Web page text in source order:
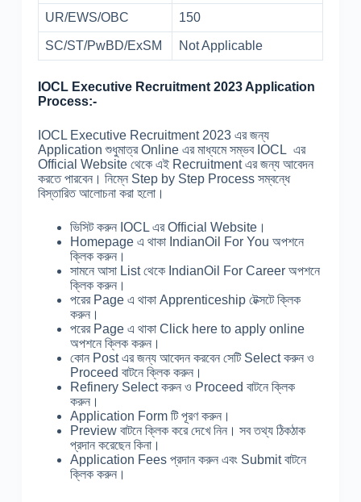
UR/EWS/OBC 150
SC/ST/PwBD/ExSM Not Applicable
IOCL Executive Recruitment 2023 Application
Process:-
IOCL Executive Recruitment 2023 এর জন্য
Application শুধুমাত্র Online এর মাধ্যমে সম্ভব IOCL এর
Official Website থেকে এই Recruitment এর জন্য আবেদন
করতে পারবেন। নিম্নে Step by Step Process সম্বন্ধে
বিস্তারিত আলোচনা করা হলো।
ভিসিট করুন IOCL এর Official Website।
Homepage এ থাকা IndianOil For You অপশনে
ক্লিক করুন।
সামনে আসা List থেকে IndianOil For Career অপশনে
ক্লিক করুন।
পরের Page এ থাকা Apprenticeship টেক্সটে ক্লিক
করুন।
পরের Page এ থাকা Click here to apply online
অপশনে ক্লিক করুন।
কোন Post এর জন্য আবেদন করবেন সেটি Select করুন ও
Proceed বাটনে ক্লিক করুন।
Refinery Select করুন ও Proceed বাটনে ক্লিক
করুন।
Application Form টি পূরণ করুন।
Preview বাটনে ক্লিক করে দেখে নিন। সব তথ্য ঠিকঠাক
প্রদান করেছেন কিনা।
Application Fees প্রদান করুন এবং Submit বাটনে
ক্লিক করুন।